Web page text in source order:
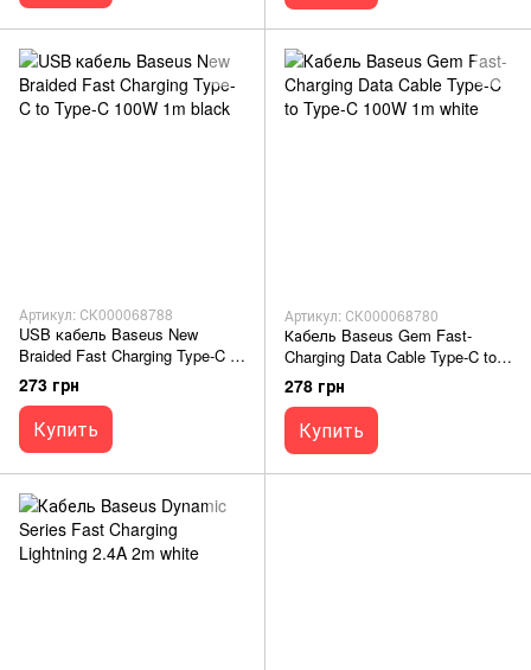
Артикул: СК000068788
USB кабель Baseus New
Braided Fast Charging Type-C to
Type-C 100W 1m black
273 грн
Купить
Артикул: СК000068780
Кабель Baseus Gem Fast-
Charging Data Cable Type-C to
Type-C 100W 1m white
278 грн
Купить